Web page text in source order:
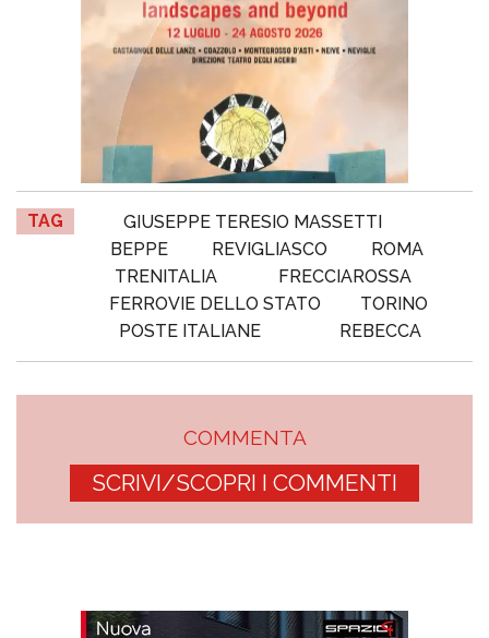
TAG
GIUSEPPE TERESIO MASSETTI
BEPPE
REVIGLIASCO
ROMA
TRENITALIA
FRECCIAROSSA
FERROVIE DELLO STATO
TORINO
POSTE ITALIANE
REBECCA
COMMENTA
SCRIVI/SCOPRI I COMMENTI